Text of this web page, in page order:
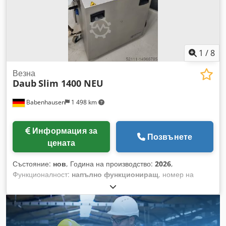
Двойно разделяне: 515,00 евро нетто / брой Технически
данни: - Основни размери: 620 x 590 x 1960 мм (ШxДxВ) с
лост - Дълбочина, когато стойката за вани е изтеглена: 740
мм - Нетно тегло: 75 кг
1 /8
Babenhausen 1 498 km
Везна
DaubSlim 1400 NEU
Информация за
цената
Позвънете
Състояние: нов, Година на производство: 2026,
Функционалност: напълно функциониращ, номер на
2026
месеци, електрически предпазител:16 A, входна честота:
50 Hz, входящо напрежение:400 V, мощност:1,6 kW (2,18
к.с.)
, тип входящ ток:трифазен, Сертифицирано от DGUV